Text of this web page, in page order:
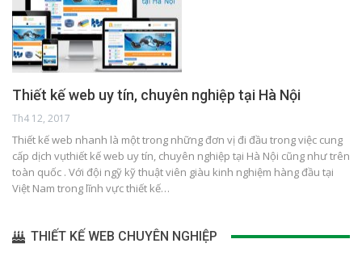
Thiết kế web uy tín, chuyên nghiệp tại Hà Nội
Th4 12, 2017
Thiết kế web nhanh là một trong những đơn vị đi đầu trong việc cung
cấp dịch vụthiết kế web uy tín, chuyên nghiệp tại Hà Nội cũng như trên
toàn quốc . Với đội ngỹ kỹ thuật viên giàu kinh nghiệm hàng đầu tại
Việt Nam trong lĩnh vực thiết kế…
THIẾT KẾ WEB CHUYÊN NGHIỆP